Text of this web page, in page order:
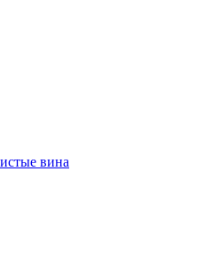
вина